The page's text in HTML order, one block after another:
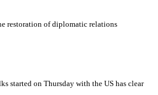
restoration of diplomatic relations
started on Thursday with the US has clear